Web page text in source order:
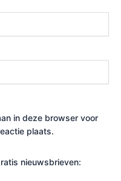
in deze browser voor
plaats.
nieuwsbrieven: